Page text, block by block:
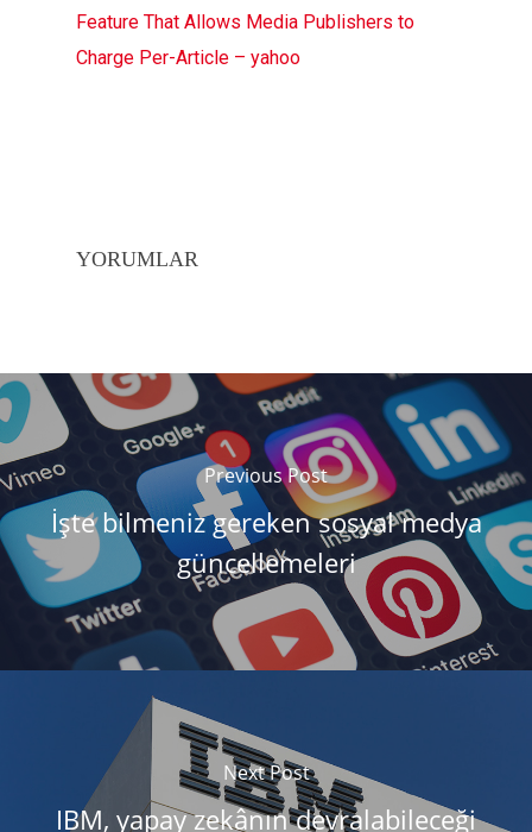
Feature That Allows Media Publishers to
Charge Per-Article – yahoo
YORUMLAR
Previous Post
İşte bilmeniz gereken sosyal medya
güncellemeleri
Next Post
IBM, yapay zekânın devralabileceği